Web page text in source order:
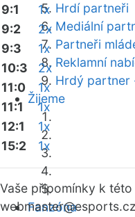
Hrdí partneři
Mediální
Partneři
Reklamní
Hrdý partner
Žijeme
Fanzóna
9:1
1x
9:2
2x
9:3
1x
10:3
2x
11:0
1x
11:1
1x
12:1
1x
15:2
1x
Vaše připomínky k
webmaster